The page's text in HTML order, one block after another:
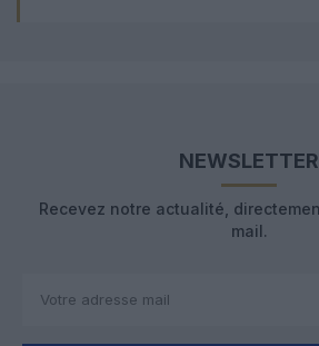
NEWSLETTER
Recevez notre actualité,
mail.